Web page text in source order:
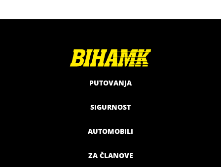
PUTOVANJA
SIGURNOST
AUTOMOBILI
ZA ČLANOVE